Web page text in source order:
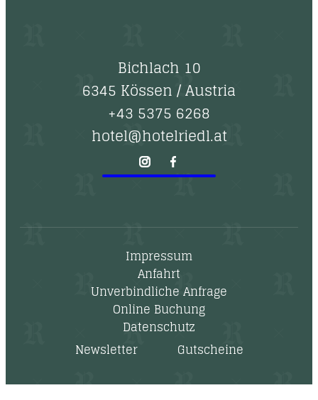
Bichlach 10
6345 Kössen/Austria
+43 5375 6268
hotel@hotelriedl.at
Impressum
Anfahrt
Unverbindliche Anfrage
Online Buchung
Datenschutz
Newsletter
Gutscheine